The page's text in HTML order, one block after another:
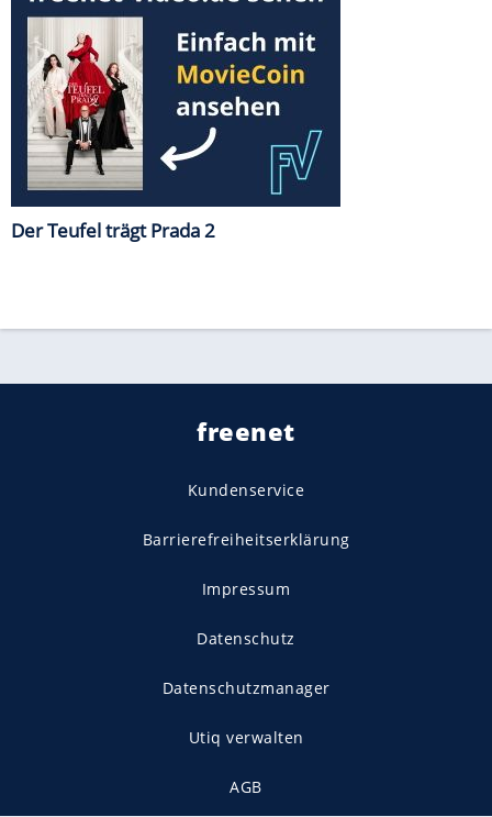
Der Teufel trägt Prada 2
freenet
Kundenservice
Barrierefreiheitserklärung
Impressum
Datenschutz
Datenschutzmanager
Utiq verwalten
AGB